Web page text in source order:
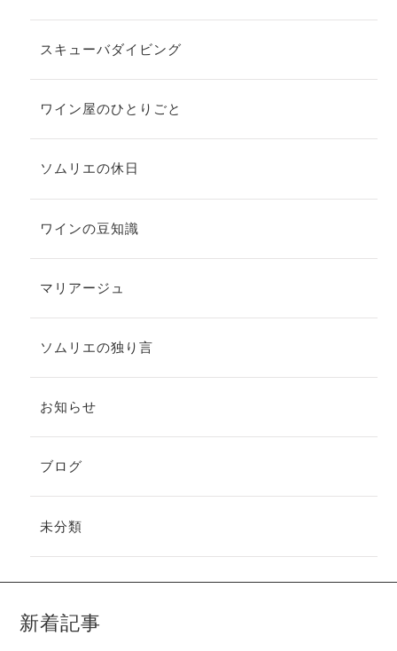
スキューバダイビング
ワイン屋のひとりごと
ソムリエの休日
ワインの豆知識
マリアージュ
ソムリエの独り言
お知らせ
ブログ
未分類
新着記事